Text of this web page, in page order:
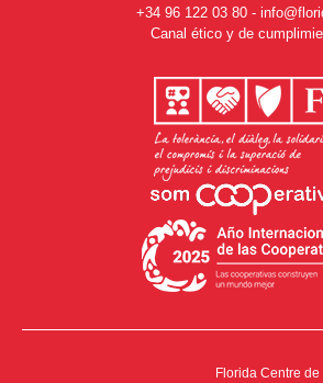
+34 96 122 03 80 -
Canal ético y de
Florida Centre de